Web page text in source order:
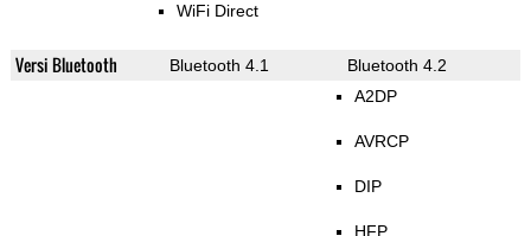
WiFi Direct
Versi Bluetooth Bluetooth 4.1 Bluetooth 4.2
A2DP
AVRCP
DIP
HFP